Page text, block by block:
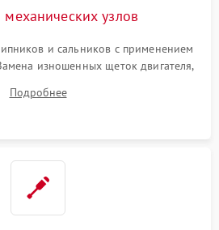
узлов
и сальников с применением
изношенных щеток двигателя,
резиновой манжеты.
Подробнее